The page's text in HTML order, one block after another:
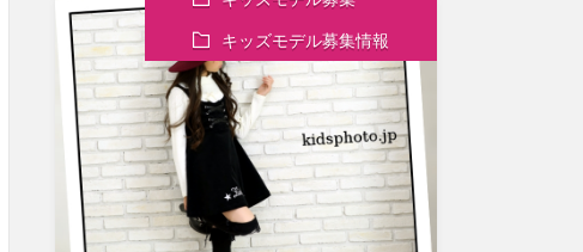
キッズモデル募集情報